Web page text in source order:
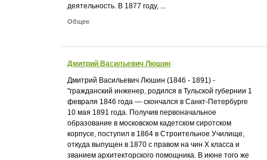
деятельность. В 1877 году, ...
Общее
Дмитрий Васильевич Люшин
Дмитрий Васильевич Люшин (1846 - 1891) -
"гражданский инженер, родился в Тульской губернии 1
февраля 1846 года — скончался в Санкт-Петербурге
10 мая 1891 года. Получив первоначальное
образование в московском кадетском сиротском
корпусе, поступил в 1864 в Строительное Училище,
откуда выпущен в 1870 с правом на чин X класса и
званием архитекторского помощника. В июне того же